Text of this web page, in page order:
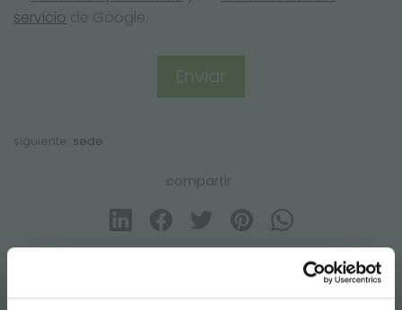
servicio de Google.
siguiente: sede
compartir